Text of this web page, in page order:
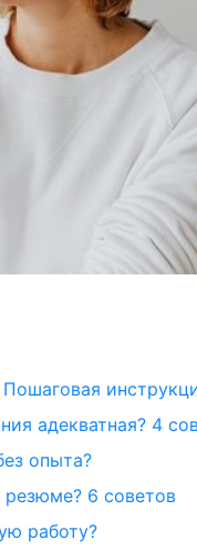
адекватная? 4
опыта?
резюме? 6 советов
работу?